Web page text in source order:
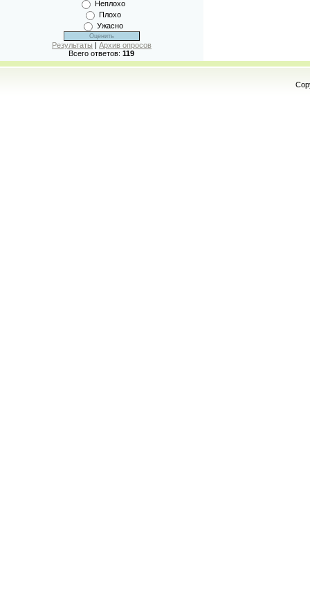
Неплохо
Плохо
Ужасно
Результаты | Архив опросов
Всего ответов:119